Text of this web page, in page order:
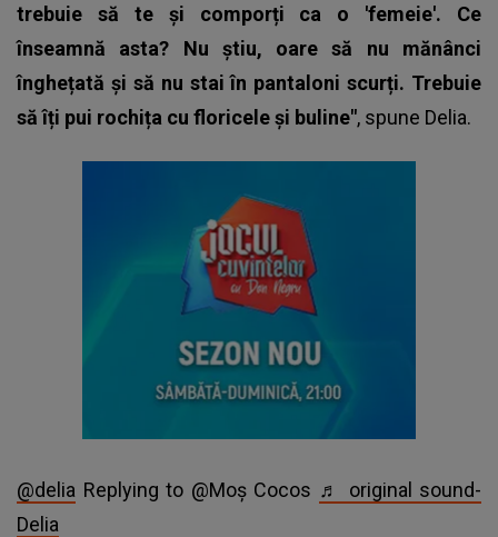
trebuie să te și comporți ca o 'femeie'. Ce
înseamnă asta? Nu știu, oare să nu mănânci
înghețată și să nu stai în pantaloni scurți. Trebuie
să îți pui rochița cu floricele și buline", spune Delia.
@delia Replying to @Moș Cocos ♬ original sound-
Delia